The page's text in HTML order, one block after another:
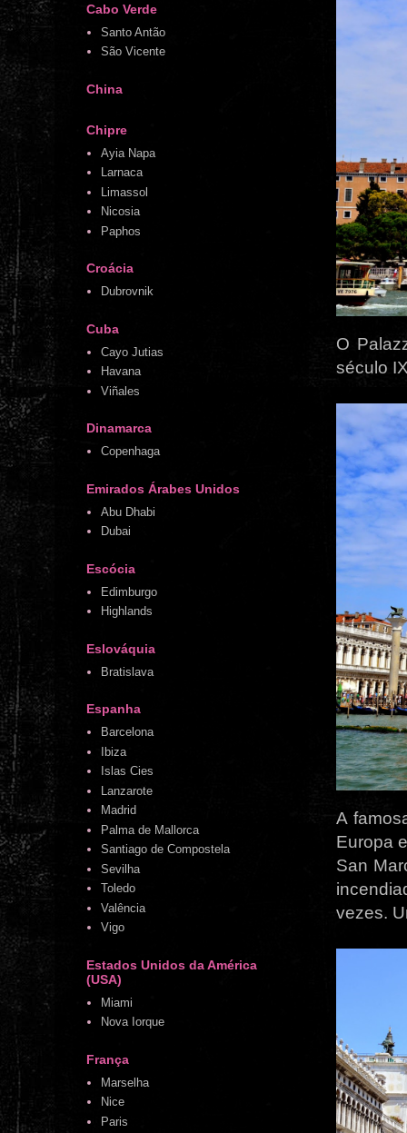
O
século
A
Europa
San
vezes.
Cabo Verde
Santo Antão
São Vicente
China
Chipre
Ayia Napa
Larnaca
Limassol
Nicosia
Paphos
Croácia
Dubrovnik
Cuba
Cayo Jutias
Havana
Viñales
Dinamarca
Copenhaga
Emirados Árabes Unidos
Abu Dhabi
Dubai
Escócia
Edimburgo
Highlands
Eslováquia
Bratislava
Espanha
Barcelona
Ibiza
Islas Cies
Lanzarote
Madrid
Palma de Mallorca
Santiago de Compostela
Sevilha
Toledo
Valência
Vigo
Estados Unidos da América
(USA)
Miami
Nova Iorque
França
Marselha
Nice
Paris